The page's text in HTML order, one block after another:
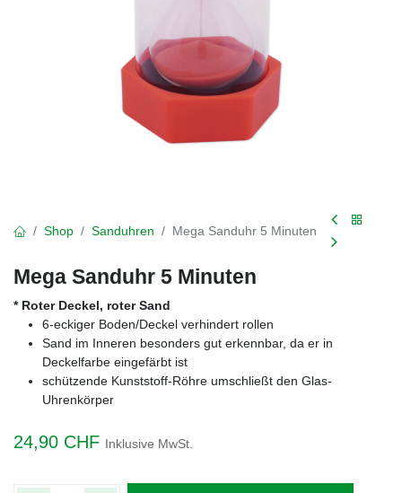
Shop Sanduhren Mega Sanduhr 5 Minuten
Mega Sanduhr 5 Minuten
* Roter Deckel, roter Sand
6-eckiger Boden/Deckel verhindert rollen
Sand im Inneren besonders gut erkennbar, da er in
Deckelfarbe eingefärbt ist
schützende Kunststoff-Röhre umschließt den Glas-
Uhrenkörper
24,90 CHF Inklusive MwSt.